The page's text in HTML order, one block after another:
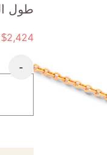
طول
$2,424
-